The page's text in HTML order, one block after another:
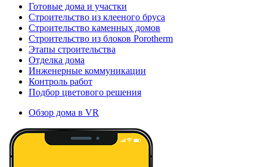
Готовые дома и участки
Строительство из клееного бруса
Строительство каменных домов
Строительство из блоков Porotherm
Этапы строительства
Отделка дома
Инженерные коммуникации
Контроль работ
Подбор цветового решения
Обзор дома в VR